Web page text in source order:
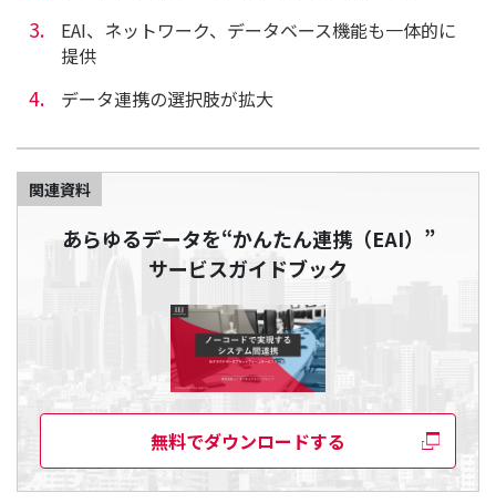
EAI、ネットワーク、データベース機能も一体的に
提供
データ連携の選択肢が拡大
関連資料
あらゆるデータを“かんたん連携（EAI）”
サービスガイドブック
無料でダウンロードする